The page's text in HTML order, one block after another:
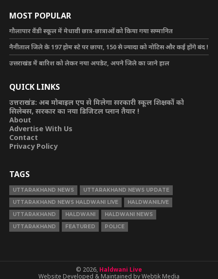
MOST POPULAR
गौलापार वैंडी स्कूल में मेधावी छात्र-छात्राओं को किया गया सम्मानित
नैनीताल जिले के 197 होम स्टे पर छापा, 150 से ज्यादा को नोटिस और कई होंगे बंद !
उत्तराखंड में बारिश को लेकर नया अपडेट, अपने जिले का जाने हाल
QUICK LINKS
उत्तराखंड: अब मोबाइल एप से मिलेगा सरकारी स्कूल शिक्षकों को
सिलेबस, सरकार का नया डिजिटल प्लान तैयार !
About
Advertise With Us
Contact
Privacy Policy
TAGS
UTTARAKHAND NEWS
UTTARAKHAND NEWS UPDATE
UTTARAKHAND NEWS HALDWANI LIVE
HALDWANILIVE
UTTARAKHAND
HALDWANI
HALDWANI NEWS
UTTARAKHAND
FEATURED POLICE
© 2026, Haldwani Live
Website Developed & Maintained by Webtik Media